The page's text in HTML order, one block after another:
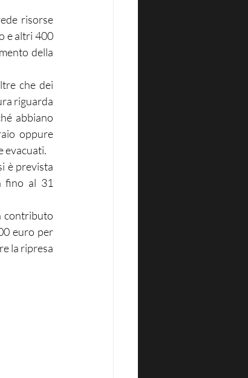
risorse
e altri 400
della
che dei
riguarda
abbiano
oppure
evacuati.
è prevista
fino al 31
contributo
euro per
la ripresa